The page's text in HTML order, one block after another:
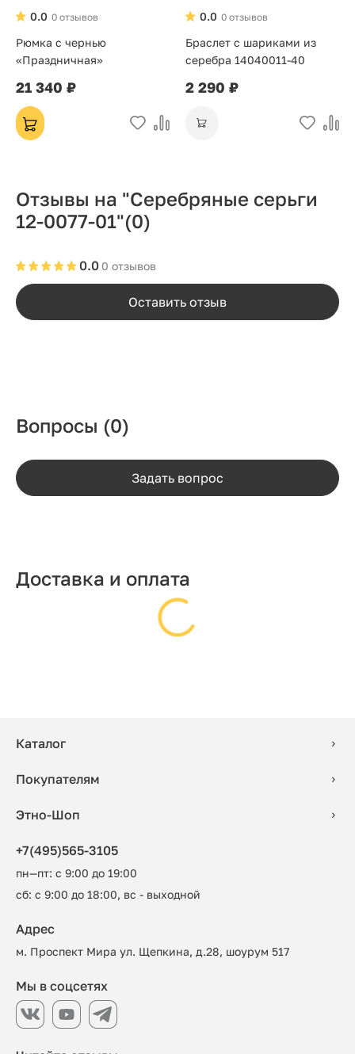
0 отзывов
0.0
Рюмка с чернью
«Праздничная»
21 340 ₽
0 отзывов
0.0
Браслет с шариками из
серебра 14040011-40
2 290 ₽
Отзывы на "Серебряные серьги
12-0077-01"(0)
0 отзывов
0.0
Оставить отзыв
Вопросы (0)
Задать вопрос
Доставка и оплата
Каталог
Покупателям
Этно-Шоп
+7(495)565-3105
пн—пт: с 9:00 до 19:00
сб: с 9:00 до 18:00, вс - выходной
Адрес
м. Проспект Мира ул. Щепкина, д.28, шоурум 517
Мы в соцсетях